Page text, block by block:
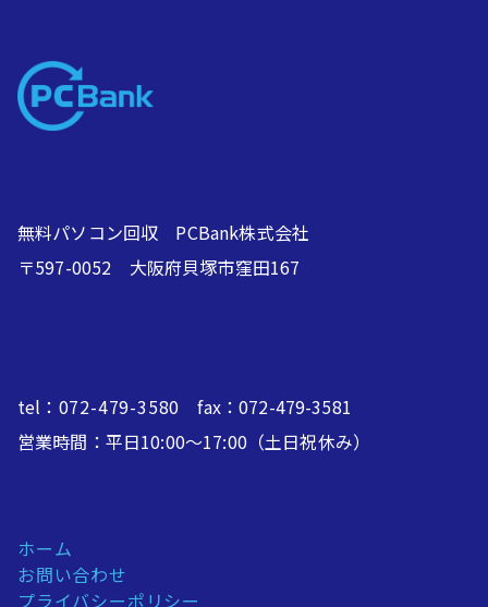
無料パソコン回収 PCBank株式会社
〒597-0052 大阪府貝塚市窪田167
tel： 072-479-3580 fax：072-479-3581
営業時間：平日10:00～17:00（土日祝休み）
ホーム
お問い合わせ
プライバシーポリシー